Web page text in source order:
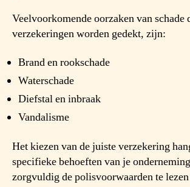
Veelvoorkomende oorzaken van schade
verzekeringen worden gedekt, zijn:
Brand en rookschade
Waterschade
Diefstal en inbraak
Vandalisme
Het kiezen van de juiste verzekering
specifieke behoeften van je
zorgvuldig de polisvoorwaarden te